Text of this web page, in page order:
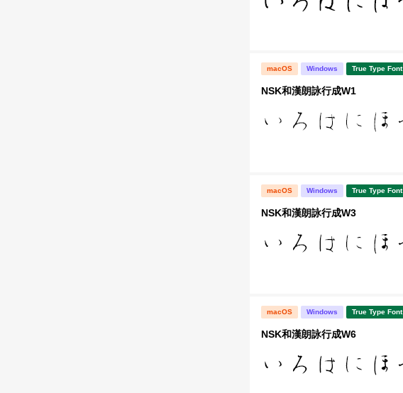
macOS Windows True Type Font
NSK和漢朗詠行成W1
macOS Windows True Type Font
NSK和漢朗詠行成W3
macOS Windows True Type Font
NSK和漢朗詠行成W6